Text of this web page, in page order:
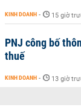
KINH DOANH - 15 giờ
PNJ công bố
thuế
KINH DOANH - 13 giờ